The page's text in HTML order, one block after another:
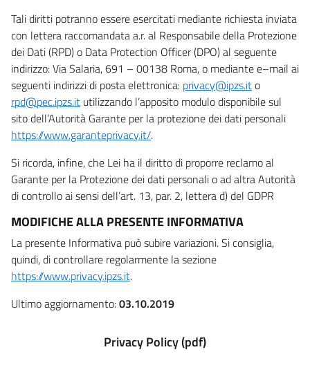
Tali diritti potranno essere esercitati mediante richiesta inviata
con lettera raccomandata a.r. al Responsabile della Protezione
dei Dati (RPD) o Data Protection Officer (DPO) al seguente
indirizzo: Via Salaria, 691 – 00138 Roma, o mediante e–mail ai
seguenti indirizzi di posta elettronica: privacy@ipzs.ito
rpd@pec.ipzs.it utilizzando l’apposito modulo disponibile sul
sito dell’Autorità Garante per la protezione dei dati personali
https://www.garanteprivacy.it/.
Si ricorda, infine, che Lei ha il diritto di proporre reclamo al
Garante per la Protezione dei dati personali o ad altra Autorità
di controllo ai sensi dell’art. 13, par. 2, lettera d) del GDPR
MODIFICHE ALLA PRESENTE INFORMATIVA
La presente Informativa può subire variazioni. Si consiglia,
quindi, di controllare regolarmente la sezione
https://www.privacy.ipzs.it.
Ultimo aggiornamento:03.10.2019
Privacy Policy (pdf)